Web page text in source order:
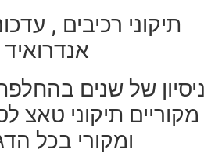
תיקוני רכיבים ,
אנדרואיד
ניסיון של שנים
מקוריים תיקוני טאצ
ומקורי בכל